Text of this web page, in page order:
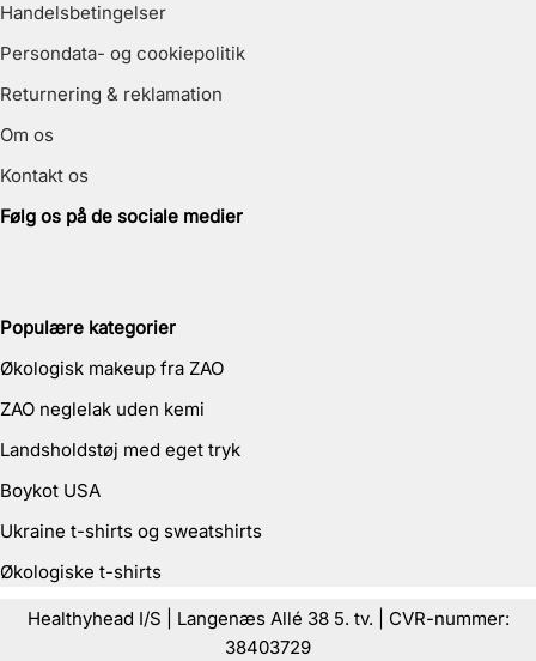
Handelsbetingelser
Persondata- og cookiepolitik
Returnering & reklamation
Om os
Kontakt os
Følg os på de sociale medier
Populære kategorier
Økologisk makeup fra ZAO
ZAO neglelak uden kemi
Landsholdstøj med eget tryk
Boykot USA
Ukraine t-shirts og sweatshirts
Økologiske t-shirts
Healthyhead I/S | Langenæs Allé 38 5. tv. | CVR-nummer:
38403729